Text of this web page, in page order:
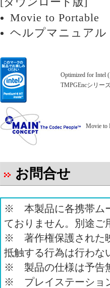
Movie to Portable
ヘルプマニュア
Optimized for Intel
TMPGEncシリー
Movie to
お問合せ
※ 本製品に各携帯ム
ておりません。別途ご
※ 著作権保護された
抵触する行為は行わな
※ 製品の仕様は予告
※ プレイステーショ